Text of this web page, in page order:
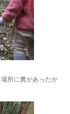
所に糞があったか